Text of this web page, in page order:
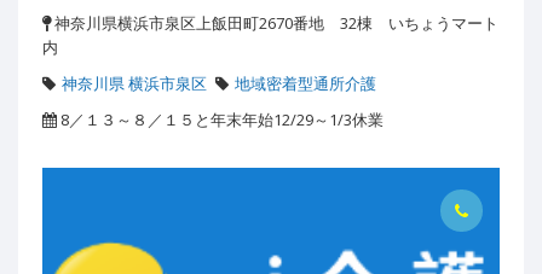
神奈川県横浜市泉区上飯田町2670番地 32棟 いちょうマート
内
神奈川県 横浜市泉区
地域密着型通所介護
8／１３～８／１５と年末年始12/29～1/3休業